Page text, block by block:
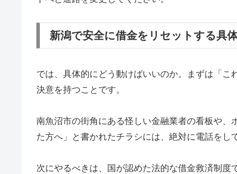
新潟で安全に借金をリセットする具
では、具体的にどう動けばいいのか。まずは「
決意を持つことです。
南魚沼市の街角にある怪しい金融業者の看板や
た方へ」と書かれたチラシには、絶対に電話をし
次にやるべきは、国が認めた法的な借金救済制度